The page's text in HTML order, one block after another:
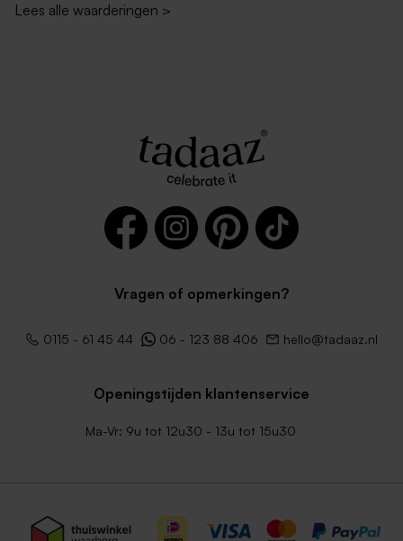
Lees alle waarderingen >
Vragen of opmerkingen?
0115 - 61 45 44 06 - 123 88 406 hello@tadaaz.nl
Openingstijden klantenservice
Ma-Vr: 9u tot 12u30 - 13u tot 15u30